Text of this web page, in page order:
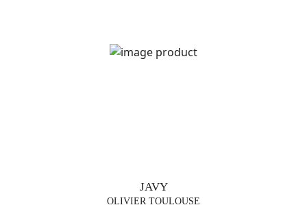
JAVY
OLIVIER TOULOUSE